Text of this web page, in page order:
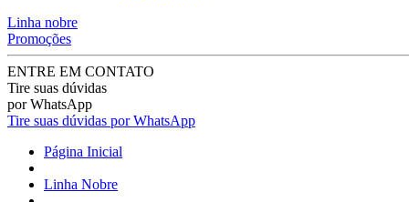
Linha nobre
Promoções
ENTRE EM CONTATO
Tire suas dúvidas
por WhatsApp
Tire suas dúvidas por WhatsApp
Página Inicial
Linha Nobre